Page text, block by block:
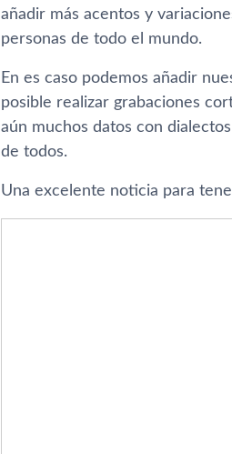
añadir más acentos y
personas de todo el mundo.
En es caso podemos añadir
posible realizar grabaciones
aún muchos datos con
de todos.
Una excelente noticia para